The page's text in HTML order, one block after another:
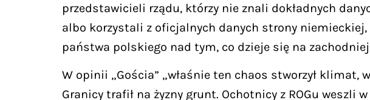
przedstawicieli rządu, którzy nie znali dokładnych
albo korzystali z oficjalnych danych strony
państwa polskiego nad tym, co dzieje się na zachodniej
W opinii „Gościa” „właśnie ten chaos stworzył klimat,
Granicy trafił na żyzny grunt. Ochotnicy z ROGu